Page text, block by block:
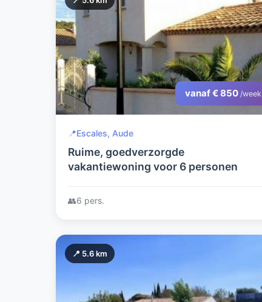
vanaf € 850 /week
📍Escales, Aude
Ruime, goedverzorgde
vakantiewoning voor 6 personen
👥6 pers.
📍 5.6 km